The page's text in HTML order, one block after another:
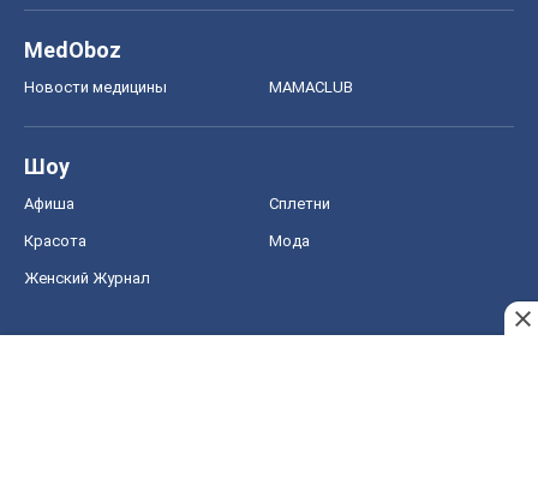
MedOboz
Новости медицины MAMACLUB
Шоу
Афиша Сплетни
Красота Мода
Женский Журнал